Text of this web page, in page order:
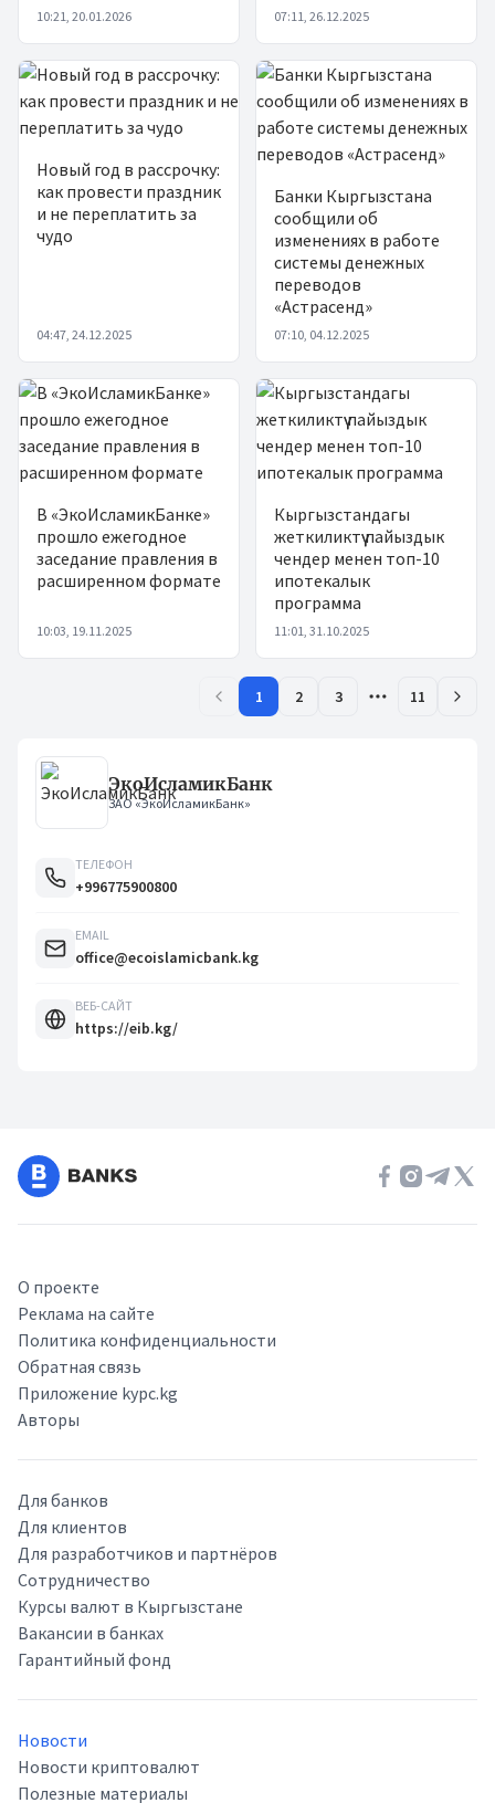
10:21, 20.01.2026 07:11, 26.12.2025
Новый год в рассрочку:
как провести праздник
и не переплатить за
чудо
04:47, 24.12.2025
Банки Кыргызстана
сообщили об
изменениях в работе
системы денежных
переводов
«Астрасенд»
07:10, 04.12.2025
В «ЭкоИсламикБанке»
прошло ежегодное
заседание правления в
расширенном формате
10:03, 19.11.2025
Кыргызстандагы
жеткиликтүү пайыздык
чендер менен топ-10
ипотекалык
программа
11:01, 31.10.2025
1 2 3 11
ЭкоИсламикБанк
ЗАО «ЭкоИсламикБанк»
ТЕЛЕФОН
+996775900800
EMAIL
office@ecoislamicbank.kg
ВЕБ-САЙТ
https://eib.kg/
О проекте
Реклама на сайте
Политика конфиденциальности
Обратная связь
Приложение kypc.kg
Авторы
Для банков
Для клиентов
Для разработчиков и партнёров
Сотрудничество
Курсы валют в Кыргызстане
Вакансии в банках
Гарантийный фонд
Новости
Новости криптовалют
Полезные материалы